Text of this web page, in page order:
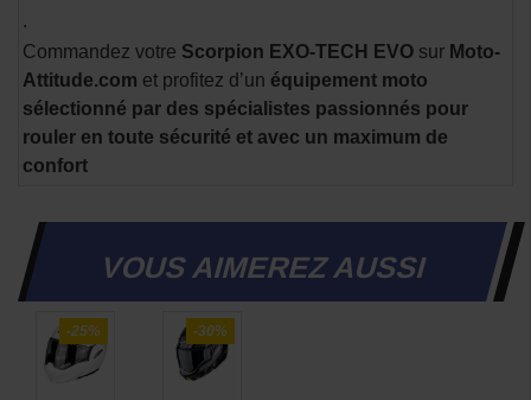
.
Commandez votre Scorpion EXO-TECH EVO sur Moto-
Attitude.com et profitez d’un équipement moto
sélectionné par des spécialistes passionnés pour
rouler en toute sécurité et avec un maximum de
confort
VOUS AIMEREZ AUSSI
-25% -30%